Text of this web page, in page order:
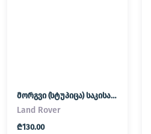
მორგვი (სტუპიცა) საკისარი Land Rover / Range Rover
Land Rover
₾130.00